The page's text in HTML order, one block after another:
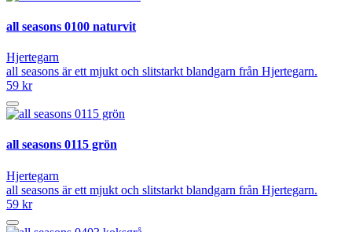
all seasons 0100 naturvit
Hjertegarn
all seasons är ett mjukt och slitstarkt blandgarn från Hjertegarn.
59 kr
all seasons 0115 grön
Hjertegarn
all seasons är ett mjukt och slitstarkt blandgarn från Hjertegarn.
59 kr